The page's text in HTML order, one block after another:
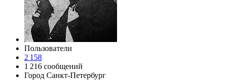
Пользователи
2 158
1 216 сообщений
Город Санкт-Петербург